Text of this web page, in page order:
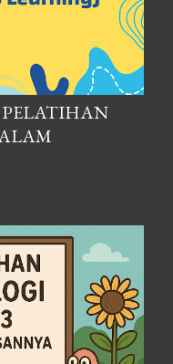
PELATIHAN